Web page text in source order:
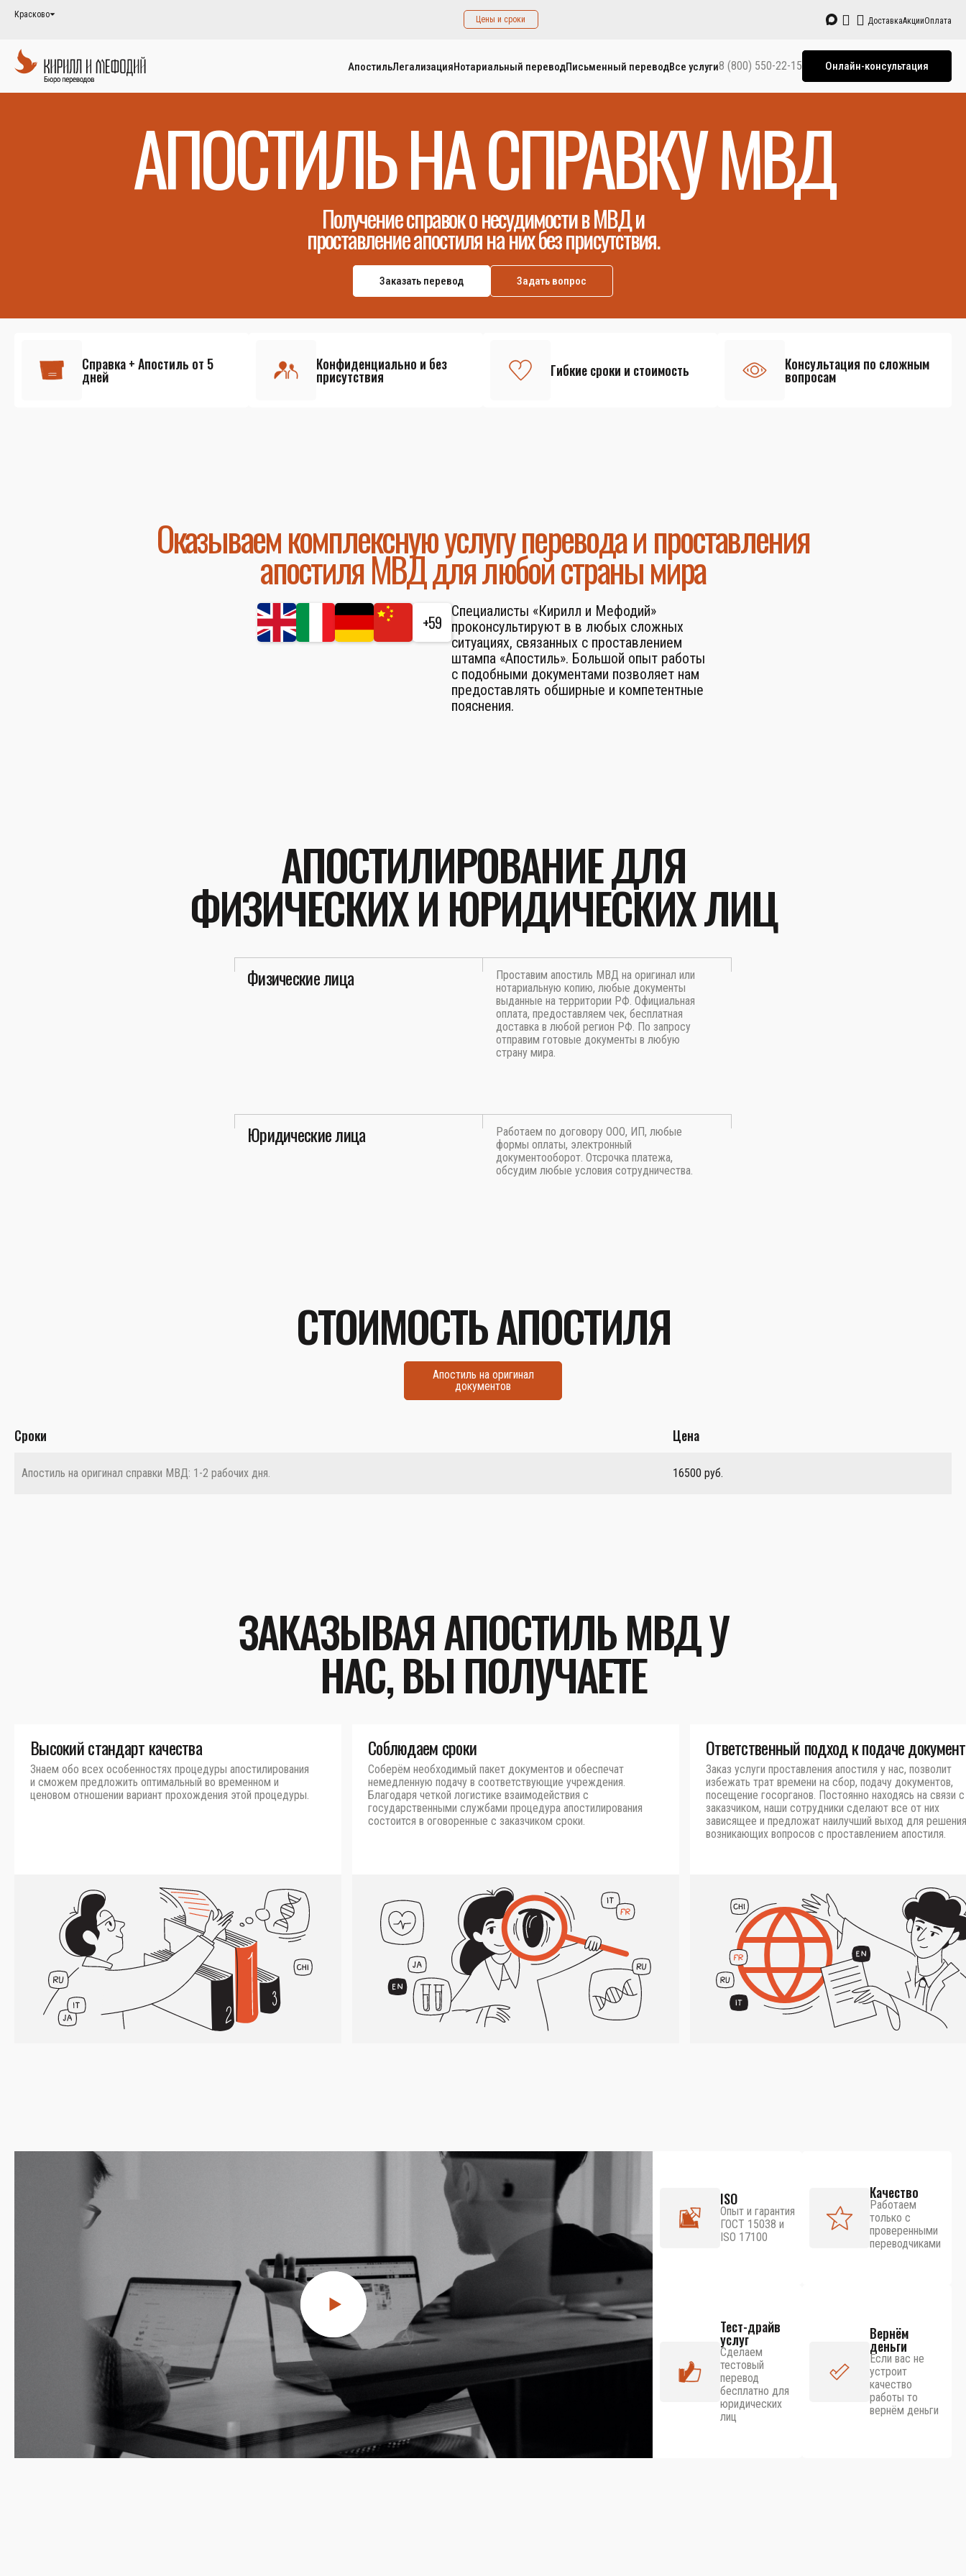
Красково Цены и сроки ДоставкаАкцииОплата
АпостильЛегализацияНотариальный переводПисьменный переводВсе услуги8 (800) 550-22-15 Онлайн-консультация
АПОСТИЛЬ НА СПРАВКУ МВД
Получение справок о несудимости в МВД и
проставление апостиля на них без присутствия.
Заказать перевод Задать вопрос
Справка + Апостиль от 5
дней
Конфиденциально и без
присутствия Гибкие сроки и стоимость Консультация по сложным
вопросам
Оказываем комплексную услугу перевода и проставления
апостиля МВД для любой страны мира
+59
Специалисты «Кирилл и Мефодий»
проконсультируют в в любых сложных
ситуациях, связанных с проставлением
штампа «Апостиль». Большой опыт работы
с подобными документами позволяет нам
предоставлять обширные и компетентные
пояснения.
АПОСТИЛИРОВАНИЕ ДЛЯ
ФИЗИЧЕСКИХ И ЮРИДИЧЕСКИХ ЛИЦ
Физические лица
Проставим апостиль МВД на оригинал или
нотариальную копию, любые документы
выданные на территории РФ. Официальная
оплата, предоставляем чек, бесплатная
доставка в любой регион РФ. По запросу
отправим готовые документы в любую
страну мира.
Юридические лица
Работаем по договору ООО, ИП, любые
формы оплаты, электронный
документооборот. Отсрочка платежа,
обсудим любые условия сотрудничества.
СТОИМОСТЬ АПОСТИЛЯ
Апостиль на оригинал
документов
Сроки Цена
Апостиль на оригинал справки МВД: 1-2 рабочих дня. 16500 руб.
ЗАКАЗЫВАЯ АПОСТИЛЬ МВД У
НАС, ВЫ ПОЛУЧАЕТЕ
Высокий стандарт качества
Знаем обо всех особенностях процедуры апостилирования
и сможем предложить оптимальный во временном и
ценовом отношении вариант прохождения этой процедуры.
Соблюдаем сроки
Соберём необходимый пакет документов и обеспечат
немедленную подачу в соответствующие учреждения.
Благодаря четкой логистике взаимодействия с
государственными службами процедура апостилирования
состоится в оговоренные с заказчиком сроки.
Ответственный подход к подаче
Заказ услуги проставления апостиля у нас, позволит
избежать трат времени на сбор, подачу документов,
посещение госорганов. Постоянно находясь на связи с
заказчиком, наши сотрудники сделают все от них
зависящее и предложат наилучший выход для решения
возникающих вопросов с проставлением апостиля.
ISO
Опыт и гарантия
ГОСТ 15038 и
ISO 17100
Качество
Работаем
только с
проверенными
переводчиками
Тест-драйв
услуг
Сделаем
тестовый
перевод
бесплатно для
юридических
лиц
Вернём
деньги
Если вас не
устроит
качество
работы то
вернём деньги